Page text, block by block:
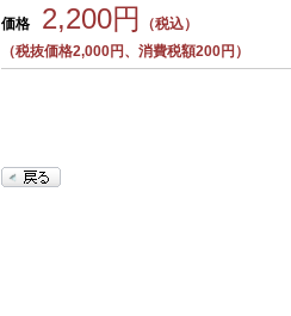
価格 2,200円
（税込）
（税抜価格2,000円、消費税額200円）